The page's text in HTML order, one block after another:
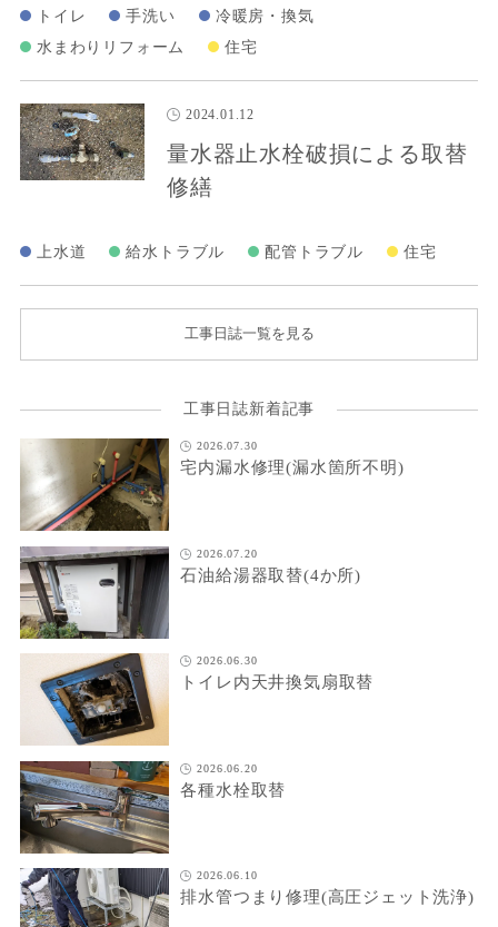
トイレ 手洗い
冷暖房・換気
水まわりリフォーム
住宅
2024.01.12
量水器止水栓破損による取替
修繕
上水道 給水トラブル 配管トラブル 住宅
工事日誌一覧を見る
工事日誌新着記事
2026.07.30
宅内漏水修理(漏水箇所不明)
2026.07.20
石油給湯器取替(4か所)
2026.06.30
トイレ内天井換気扇取替
2026.06.20
各種水栓取替
2026.06.10
排水管つまり修理(高圧ジェット洗浄)